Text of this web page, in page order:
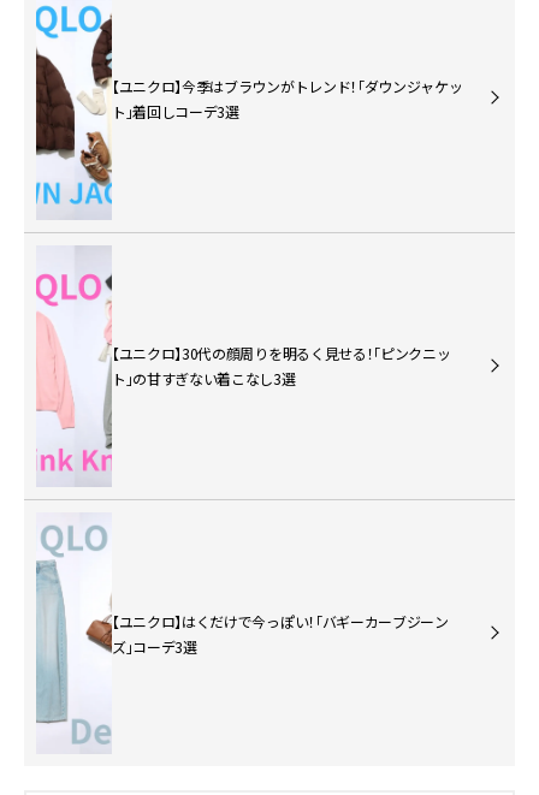
【ユニクロ】今季はブラウンがトレンド！「ダウンジャケッ
ト」着回しコーデ3選
【ユニクロ】30代の顔周りを明るく見せる！「ピンクニッ
ト」の甘すぎない着こなし3選
【ユニクロ】はくだけで今っぽい！「バギーカーブジーン
ズ」コーデ3選